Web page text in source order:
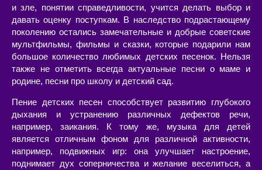
и зле, понятии справедливости, учится делать выбор и
давать оценку поступкам. В наследство подрастающему
поколению остались замечательные и добрые советские
мультфильмы, фильмы и сказки, которые подарили нам
большое количество любимых детских песенок. Нельзя
также не отметить всегда актуальные песни о маме и
родине, песни про школу и детский сад.
Пение детских песен способствует развитию глубокого
дыхания и устранению различных дефектов речи,
например, заикания. К тому же, музыка для детей
является отличным фоном для различной активности,
например, подвижных игр: она улучшает настроение,
поднимает дух соперничества и желание веселиться, а